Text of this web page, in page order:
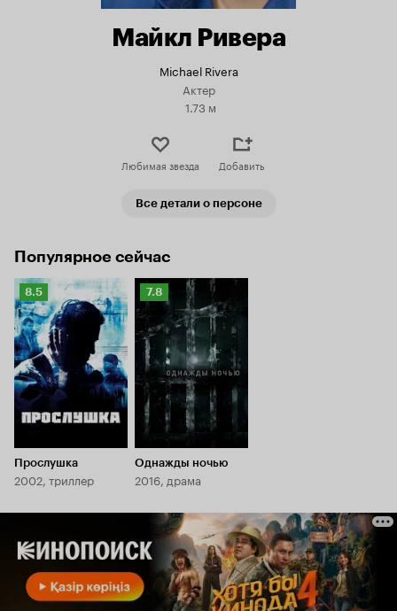
Майкл Ривера
Michael Rivera
Актер
1.73 м
Любимая звезда Добавить
Все детали о персоне
Популярное сейчас
Рейтинг
Кинопоиска
8.5
8.5
Прослушка
2002, триллер
Рейтинг
Кинопоиска
7.8
7.8
Однажды ночью
2016, драма